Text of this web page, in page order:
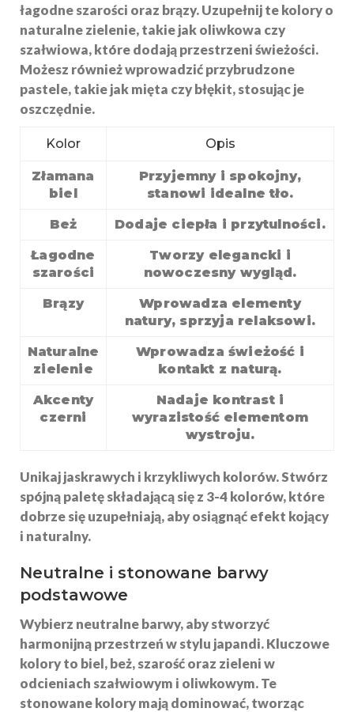
łagodne szarości oraz brązy. Uzupełnij te kolory o
naturalne zielenie, takie jak oliwkowa czy
szałwiowa, które dodają przestrzeni świeżości.
Możesz również wprowadzić przybrudzone
pastele, takie jak mięta czy błękit, stosując je
oszczędnie.
Kolor Opis
Złamana
biel
Przyjemny i spokojny,
stanowi idealne tło.
Beż Dodaje ciepła i przytulności.
Łagodne
szarości
Tworzy elegancki i
nowoczesny wygląd.
Brązy
Wprowadza elementy
natury, sprzyja relaksowi.
Naturalne
zielenie
Wprowadza świeżość i
kontakt z naturą.
Akcenty
czerni
Nadaje kontrast i
wyrazistość elementom
wystroju.
Unikaj jaskrawych i krzykliwych kolorów. Stwórz
spójną paletę składającą się z 3-4 kolorów, które
dobrze się uzupełniają, aby osiągnąć efekt kojący
i naturalny.
Neutralne i stonowane barwy
podstawowe
Wybierz neutralne barwy, aby stworzyć
harmonijną przestrzeń w stylu japandi. Kluczowe
kolory to biel,beż,szarośćoraz zieleniw
odcieniach szałwiowym i oliwkowym. Te
stonowane kolory mają dominować, tworząc